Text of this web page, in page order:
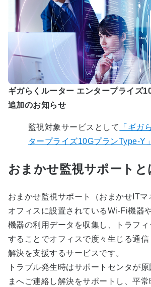
ギガらくルーター エンタープライズ
追加のお知らせ
監視対象サービスとして
「ギガ
タープライズ10GプランType-Y」
おまかせ監視サポートと
おまかせ監視サポート（おまかせITマ
オフィスに設置されているWi-Fi機器
機器の利用データを収集し、トラフ
することでオフィスで度々生じる通信
解決を支援するサービスです。
トラブル発生時はサポートセンタが
まへご連絡し解決をサポートし、平